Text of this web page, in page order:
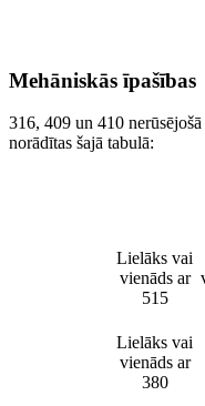
Mehāniskās īpašības
316, 409 un 410
norādītas šajā tabulā:
Lielāks vai
vienāds ar
515
Lielāks vai
vienāds ar
380